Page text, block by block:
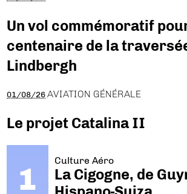
Un vol commémoratif
centenaire de la
Lindbergh
01/08/26 AVIATION GÉNÉRALE
Le projet Catalina II
Culture Aéro
La Cigogne, de